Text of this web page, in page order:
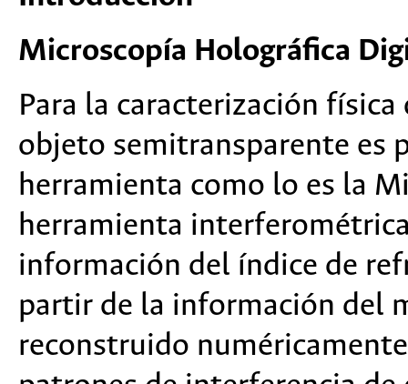
Microscopía Holográfica
Para la caracterización
objeto semitransparente es
herramienta como lo es la
herramienta
información del índice de
partir de la información del
reconstruido